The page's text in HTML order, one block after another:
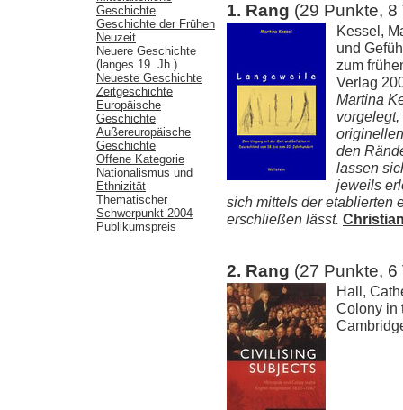
Geschichte
Geschichte der Frühen
Neuzeit
Neuere Geschichte
(langes 19. Jh.)
Neueste Geschichte
Zeitgeschichte
Europäische
Geschichte
Außereuropäische
Geschichte
Offene Kategorie
Nationalismus und
Ethnizität
Thematischer
Schwerpunkt 2004
Publikumspreis
1. Rang (29 Punkte, 8
Kessel,
und
zum
Verlag
Martina
den
lassen
jeweils
sich mittels der etablierten
erschließen lässt.
2. Rang (27 Punkte, 6
Hall,
Colony in